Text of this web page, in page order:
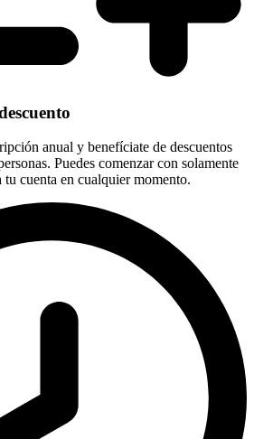
anual y benefíciate de descuentos
Puedes comenzar con solamente
cuenta en cualquier momento.